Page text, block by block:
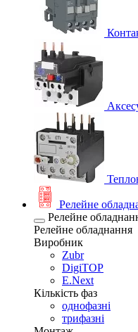
Релейне
Релейне
Релейне обладнання
Виробник
Zubr
DigiTOP
E.Next
Кількість фаз
однофазні
трифазні